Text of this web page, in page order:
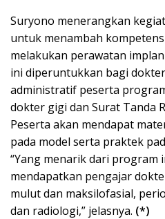
Suryono menerangkan
untuk menambah
melakukan perawatan
ini diperuntukkan bagi
administratif peserta
dokter gigi dan Surat Tanda
Peserta akan mendapat
pada model serta praktek
“Yang menarik dari program
mendapatkan pengajar
mulut dan maksilofasial,
dan radiologi,” jelasnya. (*)